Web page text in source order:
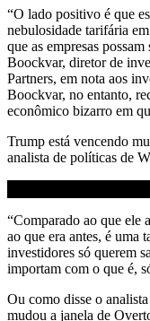
“O lado positivo é que
nebulosidade tarifária
que as empresas
Boockvar, diretor de
Partners, em nota aos
Boockvar, no entanto,
econômico bizarro em
Trump está vencendo
analista de políticas de
“Comparado ao que ele
ao que era antes, é uma
investidores só querem
importam com o que é,
Ou como disse o
mudou a janela de